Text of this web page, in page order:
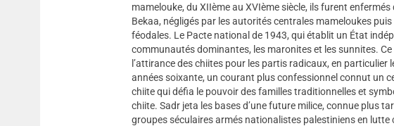
mamelouke, du XIIème au XVIème siècle, ils furent
Bekaa, négligés par les autorités centrales mameloukes
féodales. Le Pacte national de 1943, qui établit un État
communautés dominantes, les maronites et les sunnites.
l’attirance des chiites pour les partis radicaux, en
années soixante, un courant plus confessionnel connut un
chiite qui défia le pouvoir des familles traditionnelles et
chiite. Sadr jeta les bases d’une future milice, connue plus
groupes séculaires armés nationalistes palestiniens en